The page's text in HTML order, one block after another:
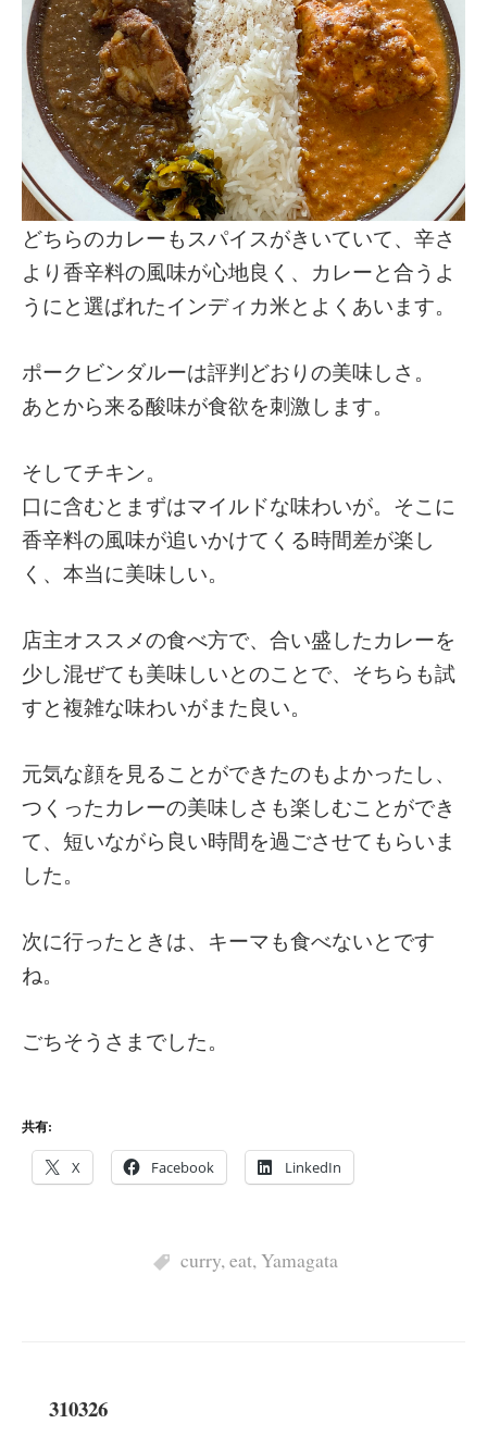
どちらのカレーもスパイスがきいていて、辛さ
より香辛料の風味が心地良く、カレーと合うよ
うにと選ばれたインディカ米とよくあいます。
ポークビンダルーは評判どおりの美味しさ。
あとから来る酸味が食欲を刺激します。
そしてチキン。
口に含むとまずはマイルドな味わいが。そこに
香辛料の風味が追いかけてくる時間差が楽し
く、本当に美味しい。
店主オススメの食べ方で、合い盛したカレーを
少し混ぜても美味しいとのことで、そちらも試
すと複雑な味わいがまた良い。
元気な顔を見ることができたのもよかったし、
つくったカレーの美味しさも楽しむことができ
て、短いながら良い時間を過ごさせてもらいま
した。
次に行ったときは、キーマも食べないとです
ね。
ごちそうさまでした。
共有:
X Facebook LinkedIn
curry,eat,Yamagata
310326